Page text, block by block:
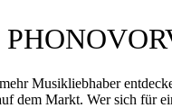
Musikliebhaber
dem Markt. Wer sich für